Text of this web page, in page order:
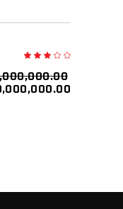
de